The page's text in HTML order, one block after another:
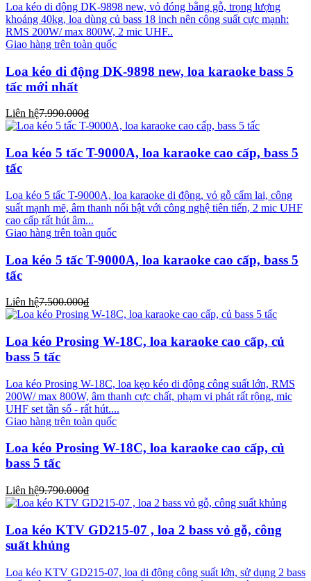
Loa kéo di động DK-9898 new, vỏ đóng bằng gỗ, trọng lượng
khoảng 40kg, loa dùng củ bass 18 inch nên công suất cực mạnh:
RMS 200W/ max 800W, 2 mic UHF..
Giao hàng trên toàn quốc
Loa kéo di động DK-9898 new, loa karaoke bass 5
tấc mới nhất
Liên hệ7.990.000₫
Loa kéo 5 tấc T-9000A, loa karaoke cao cấp, bass 5
tấc
Loa kéo 5 tấc T-9000A, loa karaoke di động, vỏ gỗ cẩm lai, công
suất mạnh mẽ, âm thanh nổi bật với công nghệ tiên tiến, 2 mic UHF
cao cấp rất hút âm...
Giao hàng trên toàn quốc
Loa kéo 5 tấc T-9000A, loa karaoke cao cấp, bass 5
tấc
Liên hệ7.500.000₫
Loa kéo Prosing W-18C, loa karaoke cao cấp, củ
bass 5 tấc
Loa kéo Prosing W-18C, loa kẹo kéo di động công suất lớn, RMS
200W/ max 800W, âm thanh cực chất, phạm vi phát rất rộng, mic
UHF set tần số - rất hút....
Giao hàng trên toàn quốc
Loa kéo Prosing W-18C, loa karaoke cao cấp, củ
bass 5 tấc
Liên hệ9.790.000₫
Loa kéo KTV GD215-07 , loa 2 bass vỏ gỗ, công
suất khủng
Loa kéo KTV GD215-07, loa di động công suất lớn, sử dụng 2 bass